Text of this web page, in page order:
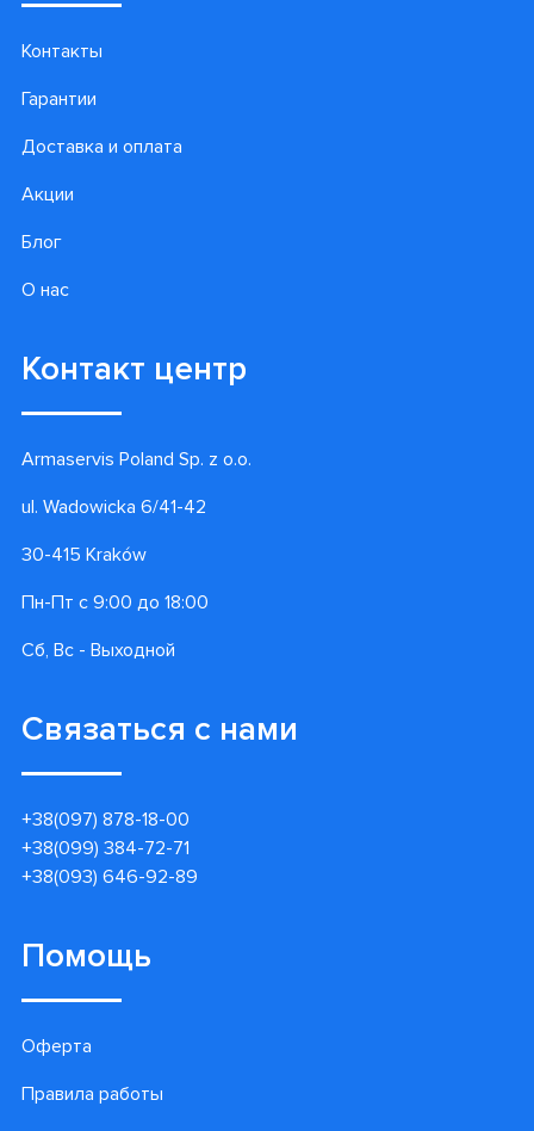
Контакты
Гарантии
Доставка и оплата
Акции
Блог
О нас
Контакт центр
Armaservis Poland Sp. z o.o.
ul. Wadowicka 6/41-42
30-415 Kraków
Пн-Пт с 9:00 до 18:00
Сб, Вс - Выходной
Связаться с нами
+38(097) 878-18-00
+38(099) 384-72-71
+38(093) 646-92-89
Помощь
Оферта
Правила работы